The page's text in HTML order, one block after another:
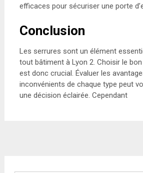
efficaces pour sécuriser une porte
Conclusion
Les serrures sont un élément
tout bâtiment à Lyon 2. Choisir le
est donc crucial. Évaluer les
inconvénients de chaque type peut
une décision éclairée. Cependant